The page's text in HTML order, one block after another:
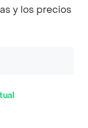
y los precios